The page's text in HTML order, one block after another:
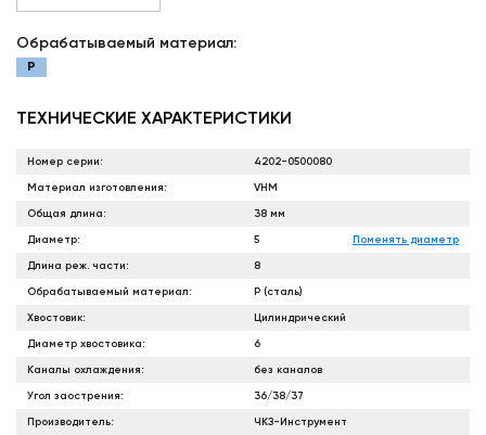
Обрабатываемый материал:
P
ТЕХНИЧЕСКИЕ ХАРАКТЕРИСТИКИ
Номер серии: 4202-0500080
Материал изготовления: VHM
Общая длина: 38 мм
Диаметр: 5 Поменять диаметр
Длина реж. части: 8
Обрабатываемый материал: P (сталь)
Хвостовик: Цилиндрический
Диаметр хвостовика: 6
Каналы охлаждения: без каналов
Угол заострения: 36/38/37
Производитель: ЧКЗ-Инструмент